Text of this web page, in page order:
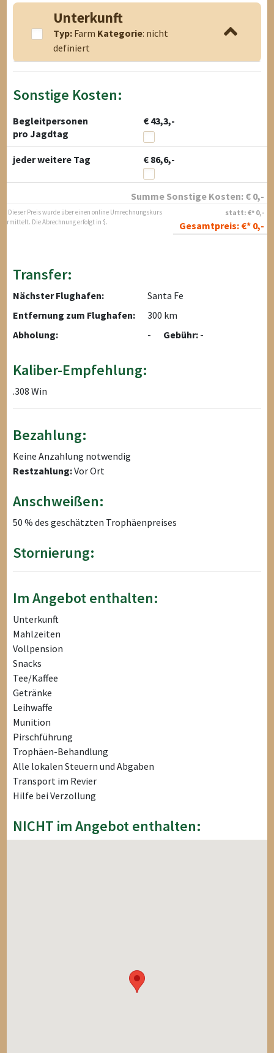
Unterkunft
Typ: Farm Kategorie: nicht
definiert
Sonstige Kosten:
Begleitpersonen
€ 43,3,-
pro Jagdtag
jeder weitere Tag € 86,6,-
Summe Sonstige Kosten: € 0,-
statt: €* 0,-
Gesamtpreis: €* 0,-
* Dieser Preis wurde über einen online Umrechnungskurs
ermittelt. Die Abrechnung erfolgt in $.
Transfer:
Nächster Flughafen:
Santa Fe
Entfernung zum Flughafen:
300 km
Abholung:
- Gebühr: -
Kaliber-Empfehlung:
.308 Win
Bezahlung:
Keine Anzahlung notwendig
Restzahlung:Vor Ort
Anschweißen:
50 % des geschätzten Trophäenpreises
Stornierung:
Im Angebot enthalten:
Unterkunft
Mahlzeiten
Vollpension
Snacks
Tee/Kaffee
Getränke
Leihwaffe
Munition
Pirschführung
Trophäen-Behandlung
Alle lokalen Steuern und Abgaben
Transport im Revier
Hilfe bei Verzollung
NICHT im Angebot enthalten: